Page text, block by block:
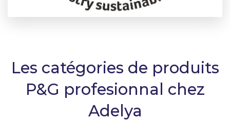
Les catégories de produits
P&G profesionnal chez
Adelya